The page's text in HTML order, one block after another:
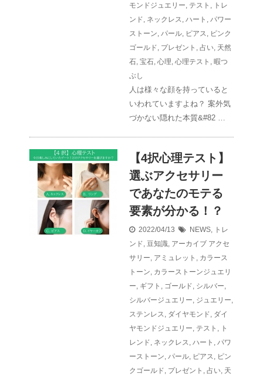
モンドジュエリー, テスト , トレ
ンド, ネックレス, ハート , パワー
ストーン, パール, ピアス, ピンク
ゴールド, プレゼント , 占い, 天然
石, 宝石, 心理, 心理テスト , 暇つ
ぶし
人は様々な顔を持っていると
いわれていますよね？ 案外気
づかない隠れた本質&#82 …
【4択心理テスト】
選ぶアクセサリー
であなたのモテる
要素が分かる！？
2022/04/13 NEWS, トレ
ンド, 豆知識, アーカイブ アクセ
サリー, アミュレット , カラース
トーン, カラーストーンジュエリ
ー, ギフト , ゴールド, シルバー,
シルバージュエリー, ジュエリー,
ステンレス, ダイヤモンド, ダイ
ヤモンドジュエリー, テスト , ト
レンド, ネックレス, ハート , パワ
ーストーン, パール, ピアス, ピン
クゴールド, プレゼント , 占い, 天